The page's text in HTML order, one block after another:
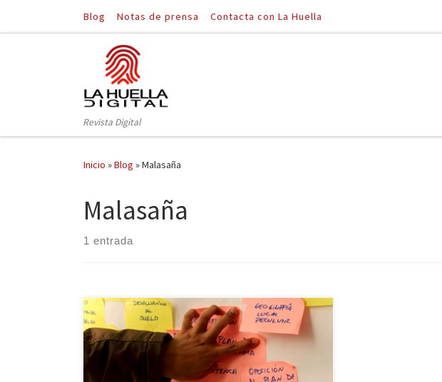
Saltar al contenido
Blog Notas de prensa Contacta con La Huella
Revista Digital
Inicio »Blog »Malasaña
Malasaña
1 entrada
“Para mí gentrificación es sinónimo de expulsión, no
de recuperación”, dice Diego Peris, del colectivo
crítico Todo por la praxis. La gentrificación es un
fenómeno sociocultural que ya ha afectado a muchas